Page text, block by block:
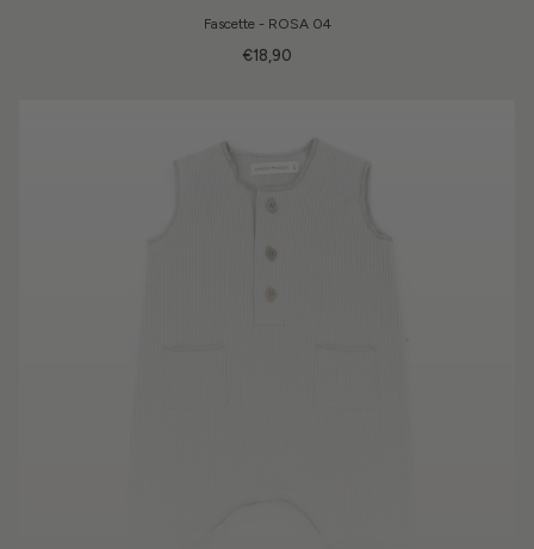
Fascette - ROSA 04
€18,90